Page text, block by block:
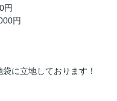
円
円
に立地しております！